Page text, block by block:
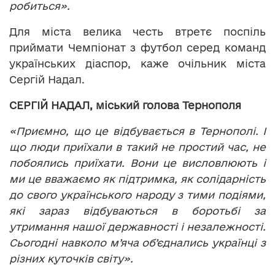
робиться».
Для міста велика честь втретє поспіль
приймати Чемпіонат з футбол серед команд
українських діаспор, каже очільник міста
Сергій Надал.
СЕРГІЙ НАДАЛ, міський голова Тернополя
«Приємно, що це відбувається в Тернополі. І
що люди приїхали в такий не простий час, не
побоялись приїхати. Вони це висловлюють і
ми це вважаємо як підтримка, як солідарність
до свого українського народу з тими подіями,
які зараз відбуваються в боротьбі за
утримання нашої державності і незалежності.
Сьогодні навколо м’яча об’єднались українці з
різних куточків світу».